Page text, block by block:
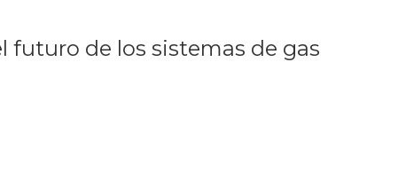
futuro de los sistemas de gas